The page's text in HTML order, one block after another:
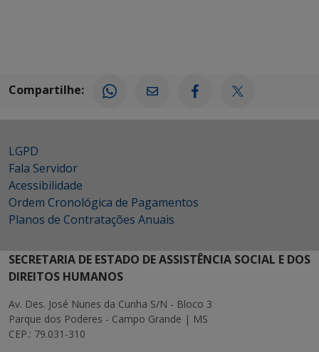
Compartilhe:
LGPD
Fala Servidor
Acessibilidade
Ordem Cronológica de Pagamentos
Planos de Contratações Anuais
SECRETARIA DE ESTADO DE ASSISTÊNCIA SOCIAL E DOS
DIREITOS HUMANOS
Av. Des. José Nunes da Cunha S/N - Bloco 3
Parque dos Poderes - Campo Grande | MS
CEP.: 79.031-310